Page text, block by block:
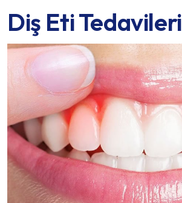
Diş Eti Tedavileri